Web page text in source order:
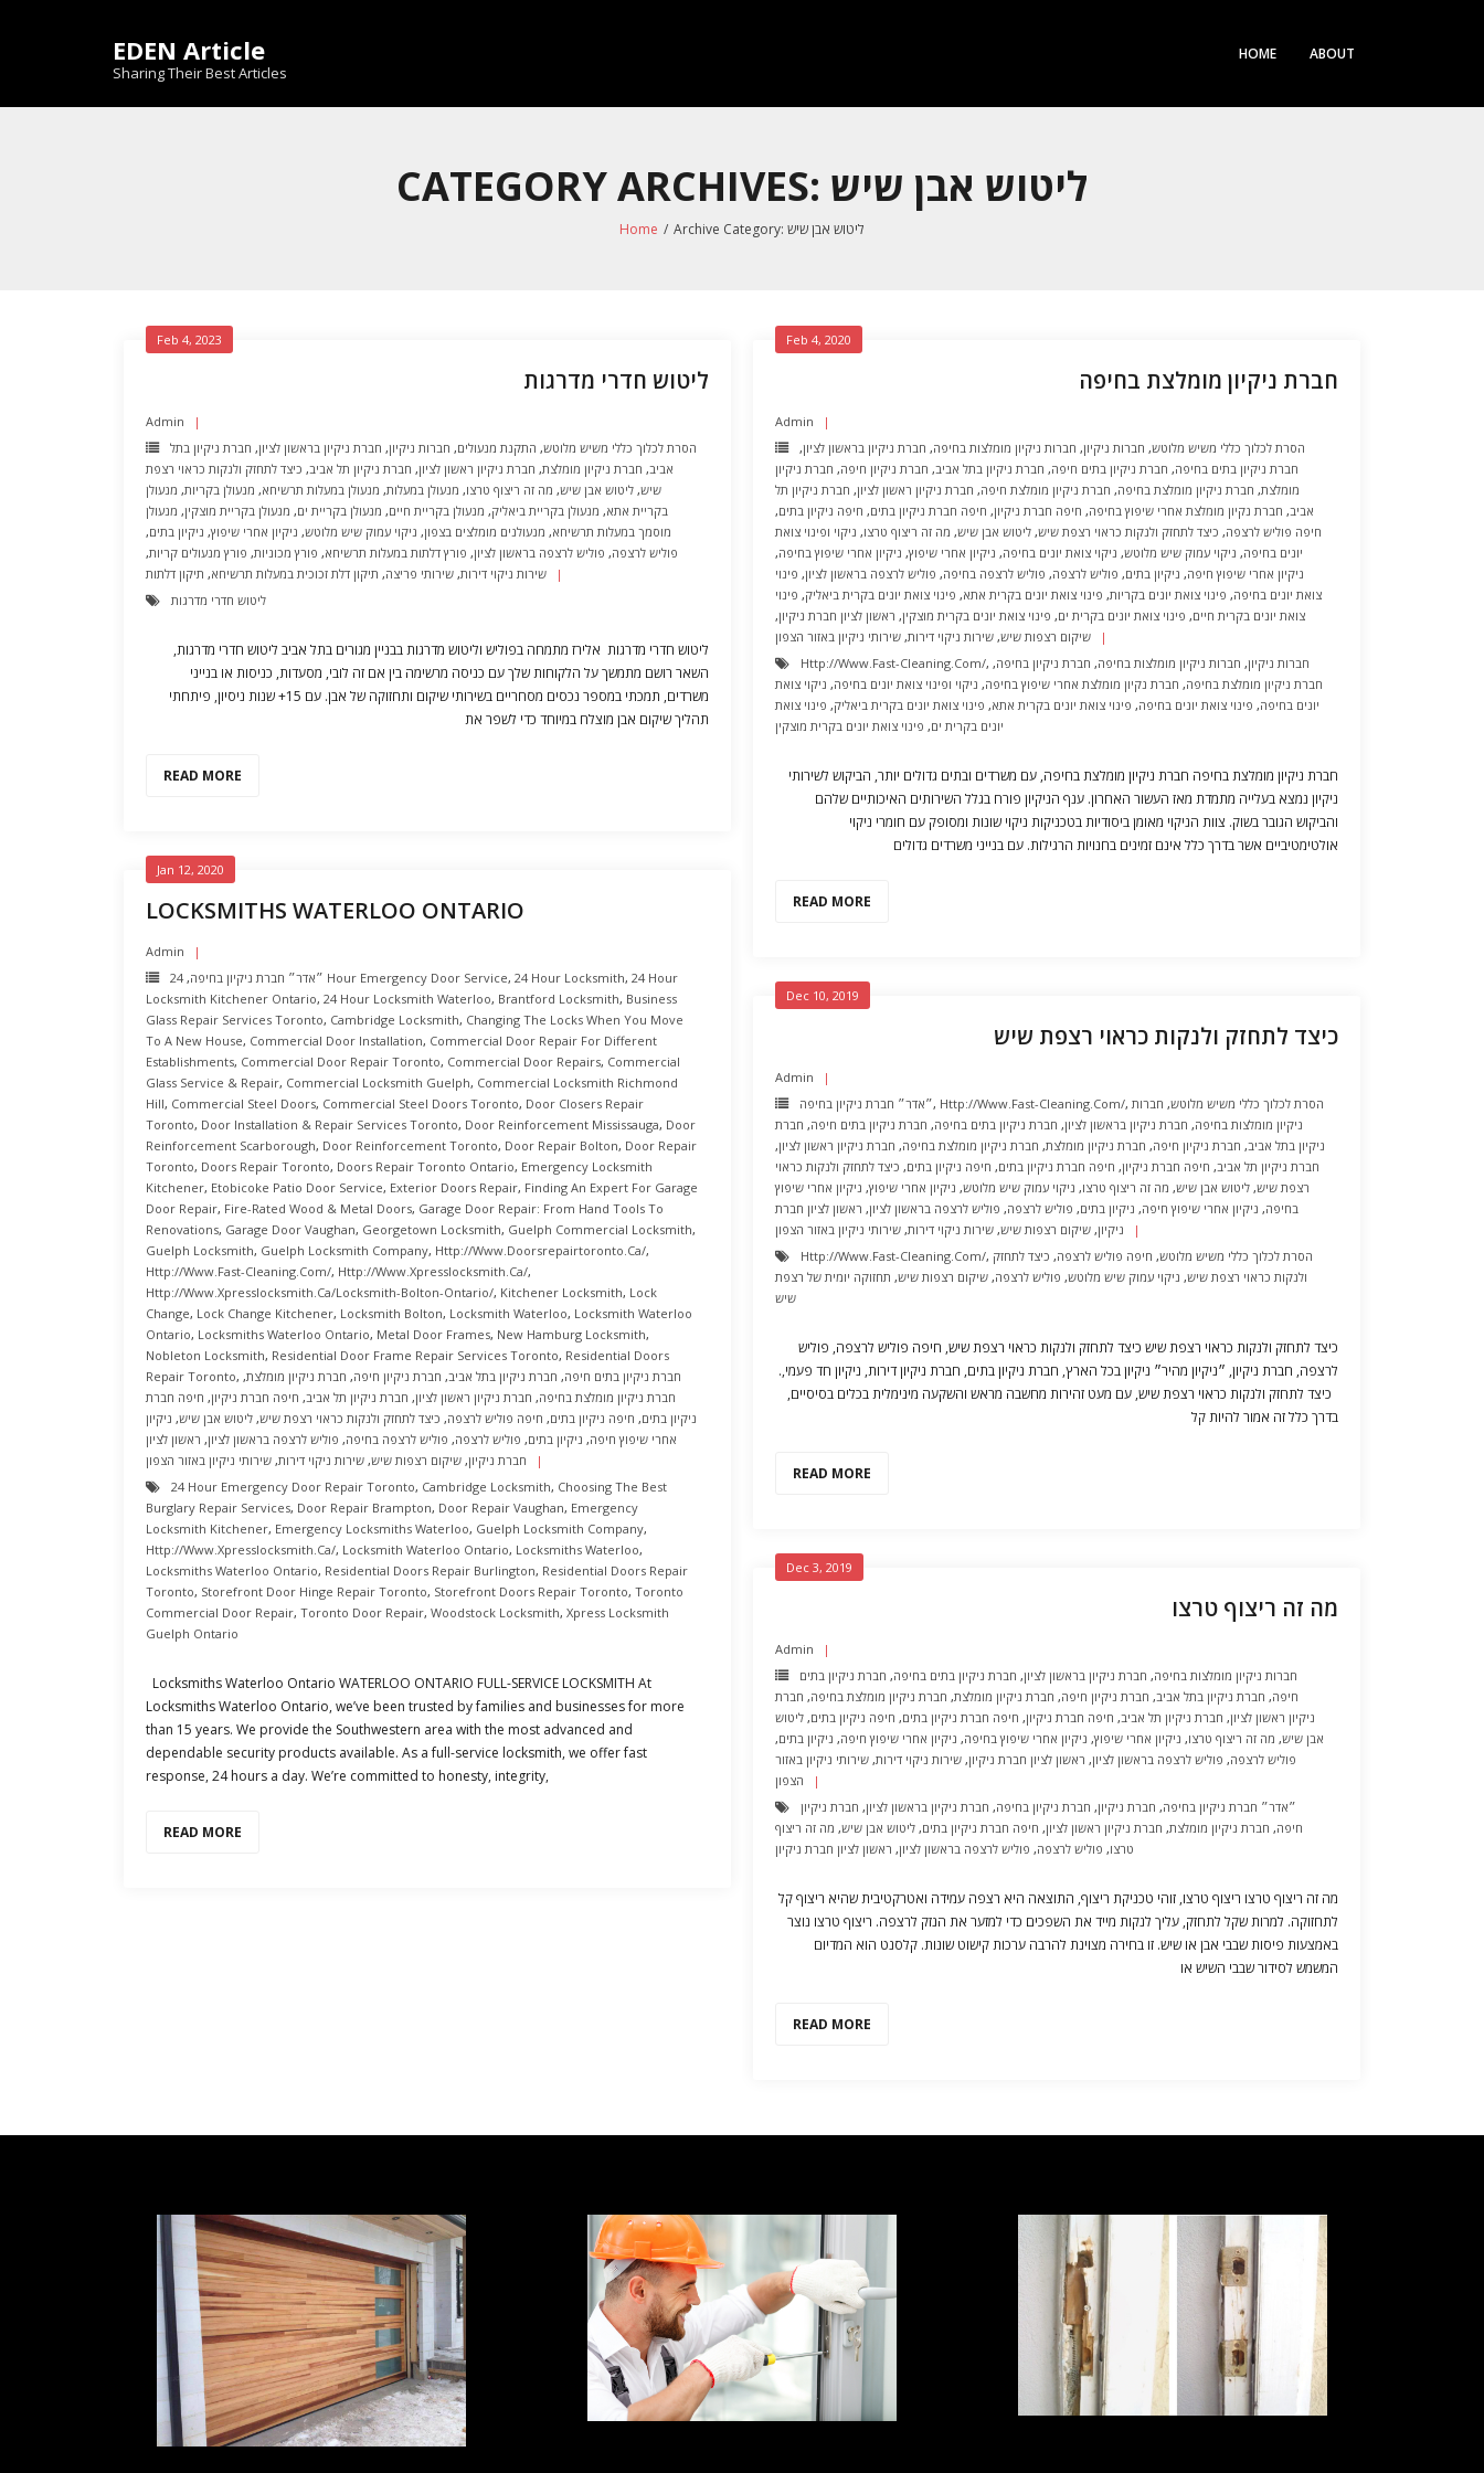
EDEN Article
Sharing Their Best Articles
HOME ABOUT
CATEGORY ARCHIVES: ליטוש אבן שיש
Home / Archive Category: ליטוש אבן שיש
ליטוש חדרי מדרגות
Feb 4, 2023
Admin
הסרת לכלוך כללי משיש מלוטש, התקנת מנעולים, חברות ניקיון, חברת ניקיון בראשון לציון, חברת ניקיון בתל
אביב, חברת ניקיון מומלצת, חברת ניקיון ראשון לציון, חברת ניקיון תל אביב, כיצד לתחזק ולנקות כראוי רצפת
שיש, ליטוש אבן שיש, מה זה ריצוף טרצו, מנעולן במעלות, מנעולן במעלות תרשיחא, מנעולן בקריות, מנעולן
בקריית אתא, מנעולן בקריית ביאליק, מנעולן בקריית חיים, מנעולן בקריית ים, מנעולן בקריית מוצקין, מנעולן
מוסמך במעלות תרשיחא, מנעולנים מומלצים בצפון, ניקוי עמוק שיש מלוטש, ניקיון אחרי שיפוץ, ניקיון בתים,
פוליש לרצפה, פוליש לרצפה בראשון לציון, פורץ דלתות במעלות תרשיחא, פורץ מכוניות, פורץ מנעולים קריות,
שירות ניקוי דירות, שירותי פריצה, תיקון דלת זכוכית במעלות תרשיחא, תיקון דלתות
ליטוש חדרי מדרגות
ליטוש חדרי מדרגות אלירז מתמחה בפוליש וליטוש מדרגות בבניין מגורים בתל אביב ליטוש חדרי מדרגות,
השאר רושם מתמשך על הלקוחות שלך עם כניסה מרשימה בין אם זה לובי, מסעדות, כניסות או בנייני
משרדים, תמכתי במספר נכסים מסחריים בשירותי שיקום ותחזוקה של אבן. עם 15+ שנות ניסיון, פיתחתי
תהליך שיקום אבן מוצלח במיוחד כדי לשפר את
READ MORE
חברת ניקיון מומלצת בחיפה
Feb 4, 2020
Admin
הסרת לכלוך כללי משיש מלוטש, חברות ניקיון, חברות ניקיון מומלצות בחיפה, חברת ניקיון בראשון לציון,
חברת ניקיון בתים בחיפה, חברת ניקיון בתים חיפה, חברת ניקיון בתל אביב, חברת ניקיון חיפה, חברת ניקיון
מומלצת, חברת ניקיון מומלצת בחיפה, חברת ניקיון מומלצת חיפה, חברת ניקיון ראשון לציון, חברת ניקיון תל
אביב, חברת נקיון מומלצת אחרי שיפוץ בחיפה, חיפה חברת ניקיון, חיפה חברת ניקיון בתים, חיפה ניקיון בתים,
חיפה פוליש לרצפה, כיצד לתחזק ולנקות כראוי רצפת שיש, ליטוש אבן שיש, מה זה ריצוף טרצו, ניקוי ופינוי צואת
יונים בחיפה, ניקוי עמוק שיש מלוטש, ניקוי צואת יונים בחיפה, ניקיון אחרי שיפוץ, ניקיון אחרי שיפוץ בחיפה,
ניקיון אחרי שיפוץ חיפה, ניקיון בתים, פוליש לרצפה, פוליש לרצפה בחיפה, פוליש לרצפה בראשון לציון, פינוי
צואת יונים בחיפה, פינוי צואת יונים בקריות, פינוי צואת יונים בקרית אתא, פינוי צואת יונים בקרית ביאליק, פינוי
צואת יונים בקרית חיים, פינוי צואת יונים בקרית ים, פינוי צואת יונים בקרית מוצקין, ראשון לציון חברת ניקיון,
שיקום רצפות שיש, שירות ניקוי דירות, שירותי ניקיון באזור הצפון
Http://www.fast-Cleaning.com/, חברות ניקיון, חברות ניקיון מומלצות בחיפה, חברת ניקיון בחיפה,
חברת ניקיון מומלצת בחיפה, חברת נקיון מומלצת אחרי שיפוץ בחיפה, ניקוי ופינוי צואת יונים בחיפה, ניקוי צואת
יונים בחיפה, פינוי צואת יונים בחיפה, פינוי צואת יונים בקרית אתא, פינוי צואת יונים בקרית ביאליק, פינוי צואת
יונים בקרית ים, פינוי צואת יונים בקרית מוצקין
חברת ניקיון מומלצת בחיפה חברת ניקיון מומלצת בחיפה, עם משרדים ובתים גדולים יותר, הביקוש לשירותי
ניקיון נמצא בעלייה מתמדת מאז העשור האחרון. ענף הניקיון פורח בגלל השירותים האיכותיים שלהם
והביקוש הגובר בשוק. צוות הניקוי מאומן ביסודיות בטכניקות ניקוי שונות ומסופק עם חומרי ניקוי
אולטימטיביים אשר בדרך כלל אינם זמינים בחנויות הרגילות. עם בנייני משרדים גדולים
READ MORE
LOCKSMITHS WATERLOO ONTARIO
Jan 12, 2020
Admin
״אדר״ חברת ניקיון בחיפה, 24 Hour Emergency Door Service, 24 Hour Locksmith, 24 Hour
Locksmith Kitchener Ontario, 24 Hour Locksmith Waterloo, Brantford Locksmith, Business
Glass Repair Services Toronto, Cambridge Locksmith, Changing The Locks When You Move
To A New House, Commercial Door Installation, Commercial Door Repair For Different
Establishments, Commercial Door Repair Toronto, Commercial Door Repairs, Commercial
Glass Service & Repair, Commercial Locksmith Guelph, Commercial Locksmith Richmond
Hill, Commercial Steel Doors, Commercial Steel Doors Toronto, Door Closers Repair
Toronto, Door Installation & Repair Services Toronto, Door Reinforcement Mississauga, Door
Reinforcement Scarborough, Door Reinforcement Toronto, Door Repair Bolton, Door Repair
Toronto, Doors Repair Toronto, Doors Repair Toronto Ontario, Emergency Locksmith
Kitchener, Etobicoke Patio Door Service, Exterior Doors Repair, Finding An Expert For Garage
Door Repair, Fire-Rated Wood & Metal Doors, Garage Door Repair: From Hand Tools To
Renovations, Garage Door Vaughan, Georgetown Locksmith, Guelph Commercial Locksmith,
Guelph Locksmith, Guelph Locksmith Company, Http://www.doorsrepairtoronto.ca/,
Http://www.fast-Cleaning.com/, Http://www.xpresslocksmith.ca/,
Http://www.xpresslocksmith.ca/Locksmith-Bolton-Ontario/, Kitchener Locksmith, Lock
Change, Lock Change Kitchener, Locksmith Bolton, Locksmith Waterloo, Locksmith Waterloo
Ontario, Locksmiths Waterloo Ontario, Metal Door Frames, New Hamburg Locksmith,
Nobleton Locksmith, Residential Door Frame Repair Services Toronto, Residential Doors
Repair Toronto, חברת ניקיון בתים חיפה, חברת ניקיון בתל אביב, חברת ניקיון חיפה, חברת ניקיון מומלצת,
חברת ניקיון מומלצת בחיפה, חברת ניקיון ראשון לציון, חברת ניקיון תל אביב, חיפה חברת ניקיון, חיפה חברת
ניקיון בתים, חיפה ניקיון בתים, חיפה פוליש לרצפה, כיצד לתחזק ולנקות כראוי רצפת שיש, ליטוש אבן שיש, ניקיון
אחרי שיפוץ חיפה, ניקיון בתים, פוליש לרצפה, פוליש לרצפה בחיפה, פוליש לרצפה בראשון לציון, ראשון לציון
חברת ניקיון, שיקום רצפות שיש, שירות ניקוי דירות, שירותי ניקיון באזור הצפון
24 Hour Emergency Door Repair Toronto, Cambridge Locksmith, Choosing The Best
Burglary Repair Services, Door Repair Brampton, Door Repair Vaughan, Emergency
Locksmith Kitchener, Emergency Locksmiths Waterloo, Guelph Locksmith Company,
Http://www.xpresslocksmith.ca/, Locksmith Waterloo Ontario, Locksmiths Waterloo,
Locksmiths Waterloo Ontario, Residential Doors Repair Burlington, Residential Doors Repair
Toronto, Storefront Door Hinge Repair Toronto, Storefront Doors Repair Toronto, Toronto
Commercial Door Repair, Toronto Door Repair, Woodstock Locksmith, Xpress Locksmith
Guelph Ontario
Locksmiths Waterloo Ontario WATERLOO ONTARIO FULL-SERVICE LOCKSMITH At
Locksmiths Waterloo Ontario, we’ve been trusted by families and businesses for more
than 15 years. We provide the Southwestern area with the most advanced and
dependable security products available. As a full-service locksmith, we offer fast
response, 24 hours a day. We’re committed to honesty, integrity,
READ MORE
כיצד לתחזק ולנקות כראוי רצפת שיש
Dec 10, 2019
Admin
״אדר״ חברת ניקיון בחיפה, Http://www.fast-Cleaning.com/, הסרת לכלוך כללי משיש מלוטש, חברות
ניקיון מומלצות בחיפה, חברת ניקיון בראשון לציון, חברת ניקיון בתים בחיפה, חברת ניקיון בתים חיפה, חברת
ניקיון בתל אביב, חברת ניקיון חיפה, חברת ניקיון מומלצת, חברת ניקיון מומלצת בחיפה, חברת ניקיון ראשון לציון,
חברת ניקיון תל אביב, חיפה חברת ניקיון, חיפה חברת ניקיון בתים, חיפה ניקיון בתים, כיצד לתחזק ולנקות כראוי
רצפת שיש, ליטוש אבן שיש, מה זה ריצוף טרצו, ניקוי עמוק שיש מלוטש, ניקיון אחרי שיפוץ, ניקיון אחרי שיפוץ
בחיפה, ניקיון אחרי שיפוץ חיפה, ניקיון בתים, פוליש לרצפה, פוליש לרצפה בראשון לציון, ראשון לציון חברת
ניקיון, שיקום רצפות שיש, שירות ניקוי דירות, שירותי ניקיון באזור הצפון
Http://www.fast-Cleaning.com/, הסרת לכלוך כללי משיש מלוטש, חיפה פוליש לרצפה, כיצד לתחזק
ולנקות כראוי רצפת שיש, ניקוי עמוק שיש מלוטש, פוליש לרצפה, שיקום רצפות שיש, תחזוקה יומית של רצפת
שיש
כיצד לתחזק ולנקות כראוי רצפת שיש כיצד לתחזק ולנקות כראוי רצפת שיש, חיפה פוליש לרצפה, פוליש
לרצפה, חברת ניקיון, ״ניקיון מהיר״ ניקיון בכל הארץ, חברת ניקיון בתים, חברת ניקיון דירות, ניקיון חד פעמי,.
כיצד לתחזק ולנקות כראוי רצפת שיש, עם מעט זהירות מחשבה מראש והשקעה מינימלית בכלים בסיסיים,
בדרך כלל זה אמור להיות קל
READ MORE
מה זה ריצוף טרצו
Dec 3, 2019
Admin
חברות ניקיון מומלצות בחיפה, חברת ניקיון בראשון לציון, חברת ניקיון בתים בחיפה, חברת ניקיון בתים
חיפה, חברת ניקיון בתל אביב, חברת ניקיון חיפה, חברת ניקיון מומלצת, חברת ניקיון מומלצת בחיפה, חברת
ניקיון ראשון לציון, חברת ניקיון תל אביב, חיפה חברת ניקיון, חיפה חברת ניקיון בתים, חיפה ניקיון בתים, ליטוש
אבן שיש, מה זה ריצוף טרצו, ניקיון אחרי שיפוץ, ניקיון אחרי שיפוץ בחיפה, ניקיון אחרי שיפוץ חיפה, ניקיון בתים,
פוליש לרצפה, פוליש לרצפה בראשון לציון, ראשון לציון חברת ניקיון, שירות ניקוי דירות, שירותי ניקיון באזור
הצפון
״אדר״ חברת ניקיון בחיפה, חברת ניקיון, חברת ניקיון בחיפה, חברת ניקיון בראשון לציון, חברת ניקיון
חיפה, חברת ניקיון מומלצת, חברת ניקיון ראשון לציון, חיפה חברת ניקיון בתים, ליטוש אבן שיש, מה זה ריצוף
טרצו, פוליש לרצפה, פוליש לרצפה בראשון לציון, ראשון לציון חברת ניקיון
מה זה ריצוף טרצו ריצוף טרצו, זוהי טכניקת ריצוף, התוצאה היא רצפה עמידה ואטרקטיבית שהיא ריצוף קל
לתחזוקה. למרות שקל לתחזק, עליך לנקות מייד את השפכים כדי למזער את הנזק לרצפה. ריצוף טרצו נוצר
באמצעות פיסות שבבי אבן או שיש. זו בחירה מצוינת להרבה ערכות קישוט שונות. קלסנט הוא המדיום
המשמש לסידור שבבי השיש או
READ MORE